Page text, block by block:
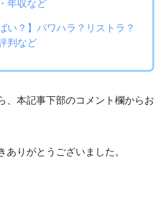
年収など
い？】パワハラ？リストラ？
判など
、本記事下部のコメント欄からお
ありがとうございました。